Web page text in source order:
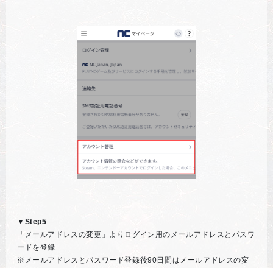
▼Step5
「メールアドレスの変更」よりログイン用のメールアドレスとパスワ
ードを登録
※メールアドレスとパスワード登録後90日間はメールアドレスの変